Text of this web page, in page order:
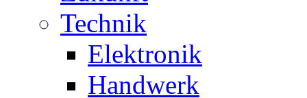
Technik
Elektronik
Handwerk